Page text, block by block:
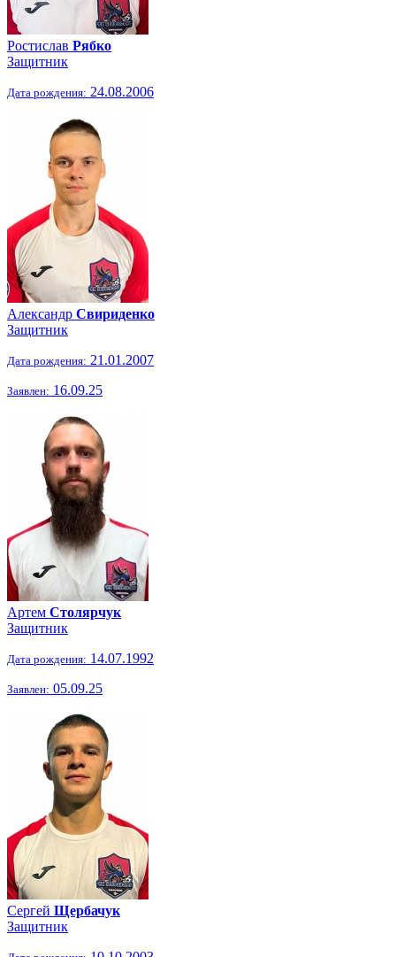
Ростислав Рябко
Защитник
Дата рождения: 24.08.2006
Александр Свириденко
Защитник
Дата рождения: 21.01.2007
Заявлен: 16.09.25
Артем Столярчук
Защитник
Дата рождения: 14.07.1992
Заявлен: 05.09.25
Сергей Щербачук
Защитник